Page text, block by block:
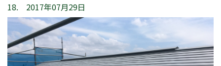
18. 2017年07月29日